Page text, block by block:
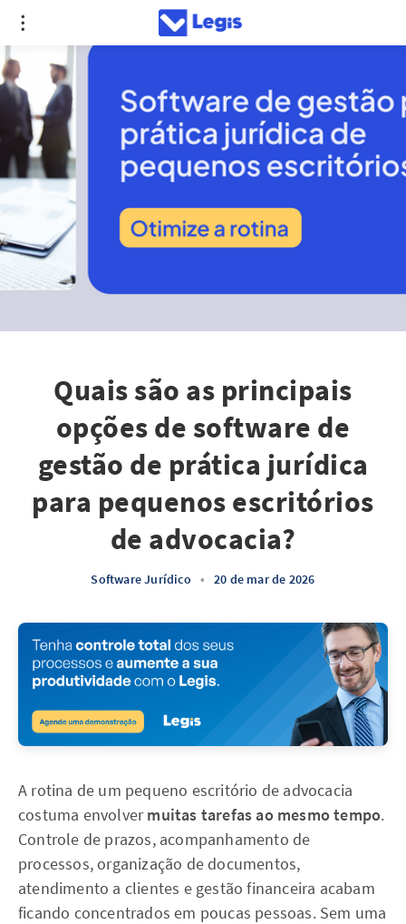
Quais são as principais
opções de software de
gestão de prática jurídica
para pequenos escritórios
de advocacia?
Software Jurídico • 20 de mar de 2026
A rotina de um pequeno escritório de advocacia
costuma envolvermuitas tarefas ao mesmo tempo.
Controle de prazos, acompanhamento de
processos, organização de documentos,
atendimento a clientes e gestão financeira acabam
ficando concentrados em poucas pessoas. Sem uma